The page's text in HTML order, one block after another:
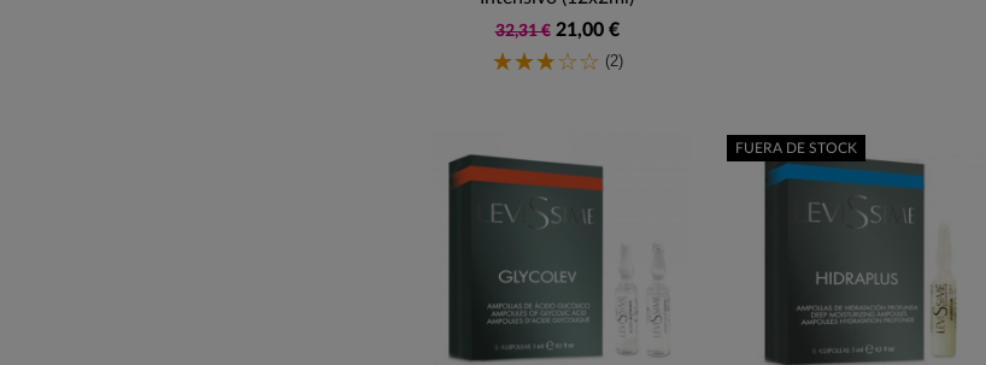
32,31 € 21,00 €
(2)
FUERA DE STOCK